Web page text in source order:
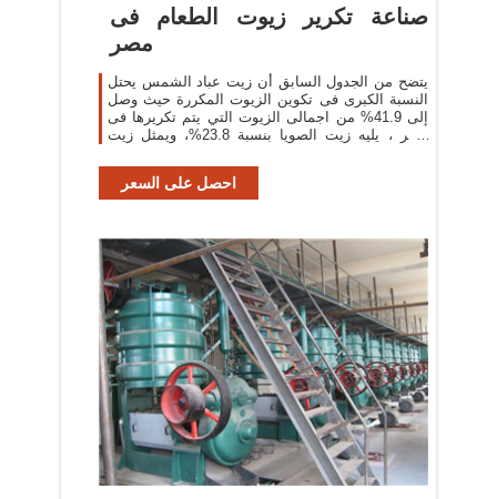
صناعة تكرير زيوت الطعام فى
مصر
يتضح من الجدول السابق أن زيت عباد الشمس يحتل
النسبة الكبرى فى تكوين الزيوت المكررة حيث وصل
إلى 41.9% من اجمالى الزيوت التي يتم تكريرها فى
مصر ، يليه زيت الصويا بنسبة 23.8%، ويمثل زيت
احصل على السعر